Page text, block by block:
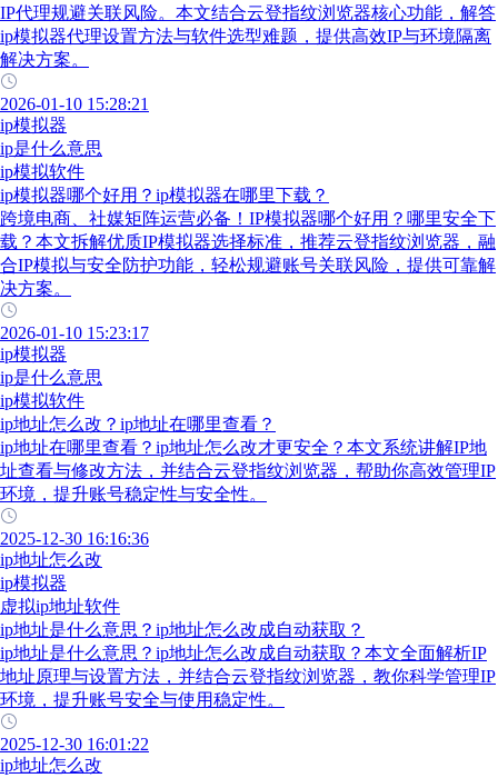
IP代理规避关联风险。本文结合云登指纹浏览器核心功能，解答
ip模拟器代理设置方法与软件选型难题，提供高效IP与环境隔离
解决方案。
2026-01-10 15:28:21
ip模拟器
ip是什么意思
ip模拟软件
ip模拟器哪个好用？ip模拟器在哪里下载？
跨境电商、社媒矩阵运营必备！IP模拟器哪个好用？哪里安全下
载？本文拆解优质IP模拟器选择标准，推荐云登指纹浏览器，融
合IP模拟与安全防护功能，轻松规避账号关联风险，提供可靠解
决方案。
2026-01-10 15:23:17
ip模拟器
ip是什么意思
ip模拟软件
ip地址怎么改？ip地址在哪里查看？
ip地址在哪里查看？ip地址怎么改才更安全？本文系统讲解IP地
址查看与修改方法，并结合云登指纹浏览器，帮助你高效管理IP
环境，提升账号稳定性与安全性。
2025-12-30 16:16:36
ip地址怎么改
ip模拟器
虚拟ip地址软件
ip地址是什么意思？ip地址怎么改成自动获取？
ip地址是什么意思？ip地址怎么改成自动获取？本文全面解析IP
地址原理与设置方法，并结合云登指纹浏览器，教你科学管理IP
环境，提升账号安全与使用稳定性。
2025-12-30 16:01:22
ip地址怎么改